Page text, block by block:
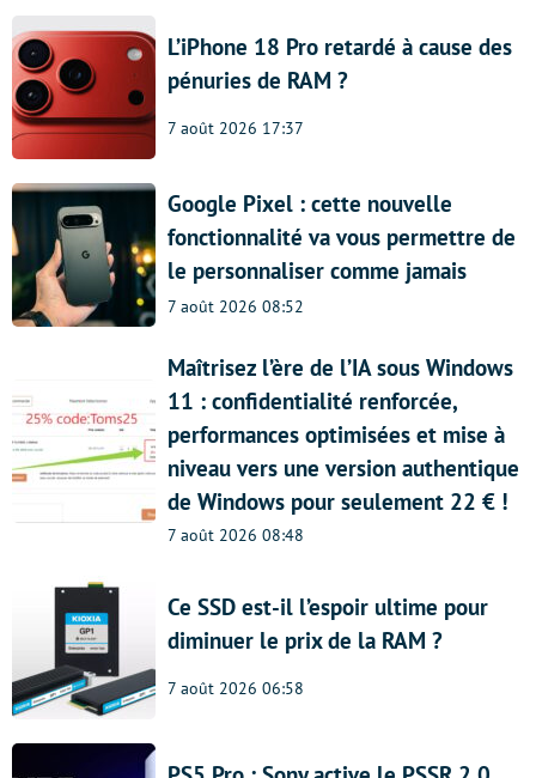
L’iPhone 18 Pro retardé à cause des
pénuries de RAM ?
7 août 2026 17:37
Google Pixel : cette nouvelle
fonctionnalité va vous permettre de
le personnaliser comme jamais
7 août 2026 08:52
Maîtrisez l’ère de l’IA sous Windows
11 : confidentialité renforcée,
performances optimisées et mise à
niveau vers une version authentique
de Windows pour seulement 22 € !
7 août 2026 08:48
Ce SSD est-il l’espoir ultime pour
diminuer le prix de la RAM ?
7 août 2026 06:58